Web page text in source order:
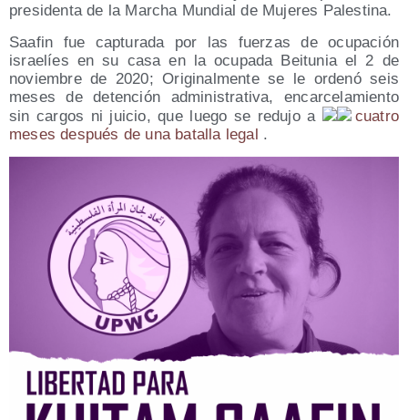
pre­si­den­ta de la Mar­cha Mun­dial de Muje­res Palestina.
Saa­fin fue cap­tu­ra­da por las fuer­zas de ocu­pa­ción
israe­líes en su casa en la ocu­pa­da Bei­tu­nia el 2 de
noviem­bre de 2020; Ori­gi­nal­men­te se le orde­nó seis
meses de deten­ción admi­nis­tra­ti­va, encar­ce­la­mien­to
sin car­gos ni jui­cio, que lue­go se redu­jo a
cua­tro
meses des­pués de una bata­lla legal .